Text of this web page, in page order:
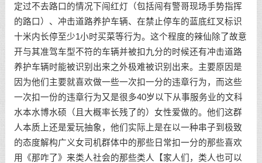
定过不去路口的情况下闯红灯（包括闯有警哥现场手势指挥
的路口）、冲击道路养护车辆、在禁止停车的蓝底红叉标识
十米内长停至少1小时买菜等行为。这个程度的辣仙除了故意
开与其准驾车型不符的车辆并被扣九分的时候还有冲击道路
养护车辆时能被识别出来之外极难被识别出来。主要原因是
因为他们主要就喜欢做一些一次扣一分的违章行为，而这些
一次扣一份的违章行为又是很多40岁以下从事服务业的文科
水本水博水硕（且大概率长残了的）女性爱做的。他们这群
人本质上还是爱玩抽象，他们实际上是在以一种串子到极致
的态度解构广义女司机群体中的那些日常扣一分的那些喜欢
用《那咋了》来类人社会的那些类人【家人们，类人也可以